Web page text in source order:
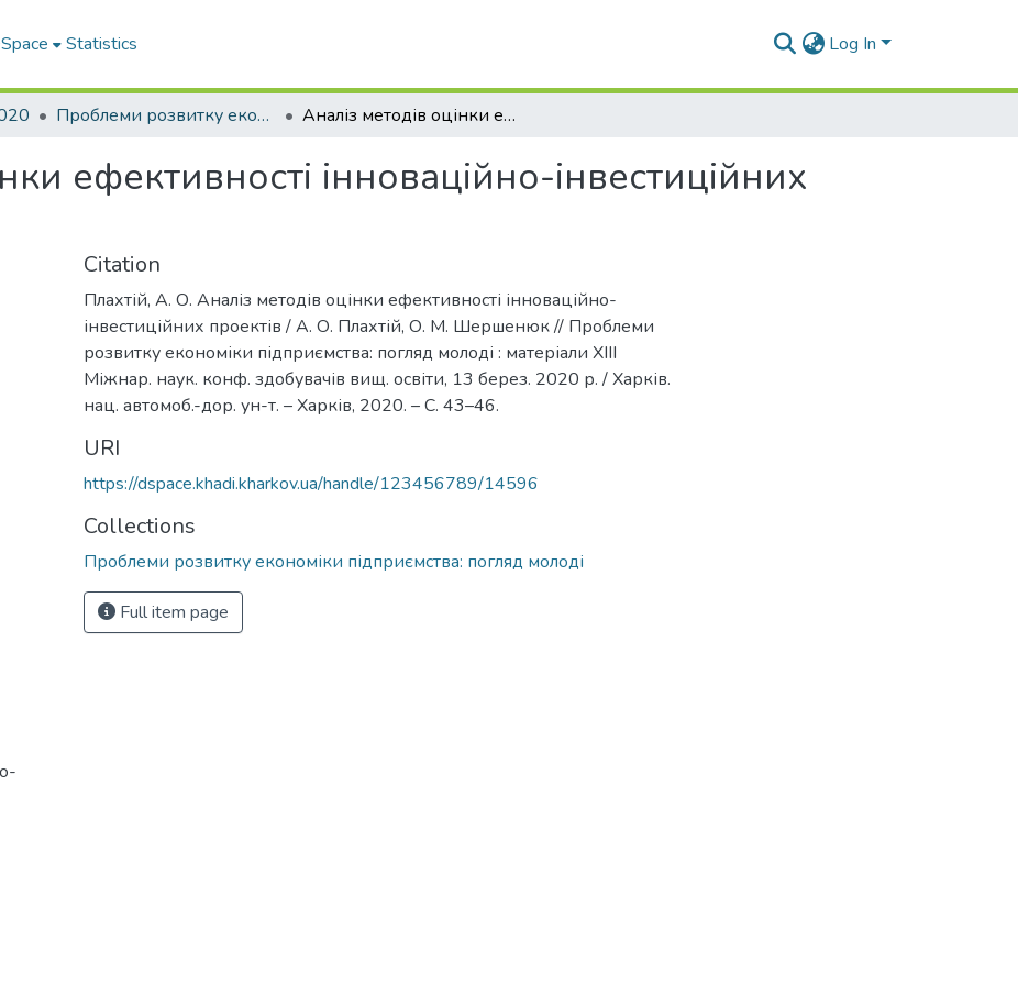
Statistics Log In
Проблеми розвитку економіки підприємства: погляд молоді Аналіз методів оцінки ефективності інноваційно-інвестиційних проектів
ефективності інноваційно-інвестиційних
Citation
Плахтій, А. О. Аналіз методів оцінки ефективності інноваційно-
інвестиційних проектів / А. О. Плахтій, О. М. Шершенюк // Проблеми
розвитку економіки підприємства: погляд молоді : матеріали XIII
Міжнар. наук. конф. здобувачів вищ. освіти, 13 берез. 2020 р. / Харків.
нац. автомоб.-дор. ун-т. – Харків, 2020. – С. 43–46.
URI
https://dspace.khadi.kharkov.ua/handle/123456789/14596
Collections
Проблеми розвитку економіки підприємства: погляд молоді
Full item page